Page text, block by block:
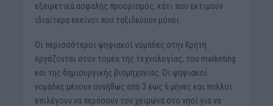
εξαιρετικά ασφαλής προορισμός, κάτι που εκτιμούν
ιδιαίτερα εκείνοι που ταξιδεύουν μόνοι.
Οι περισσότεροι ψηφιακοί νομάδες στην Κρήτη
εργάζονται στον τομέα της τεχνολογίας, του marketing
και της δημιουργικής βιομηχανίας. Οι ψηφιακοί
νομάδες μένουν συνήθως από 3 έως 6 μήνες και πολλοί
επιλέγουν να περάσουν τον χειμώνα στο νησί για να